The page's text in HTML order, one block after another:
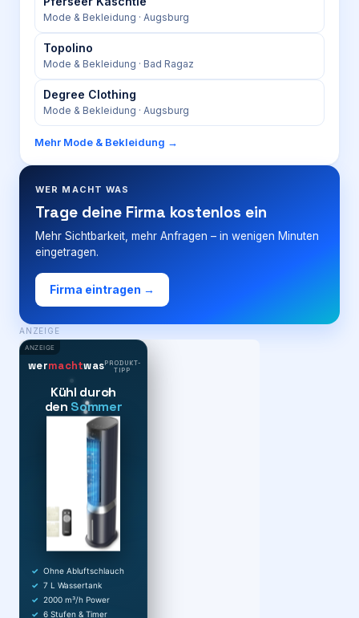
Mode & Bekleidung · Augsburg
Topolino
Mode & Bekleidung · Bad Ragaz
Degree Clothing
Mode & Bekleidung · Augsburg
Mehr Mode & Bekleidung →
WER MACHT WAS
Trage deine Firma kostenlos ein
Mehr Sichtbarkeit, mehr Anfragen – in wenigen Minuten
eingetragen.
Firma eintragen →
ANZEIGE
ANZEIGE
wermachtwasPRODUKT-
TIPP
Kühl durch
den Sommer
Ohne Abluftschlauch
7 L Wassertank
2000 m³/h Power
6 Stufen & Timer